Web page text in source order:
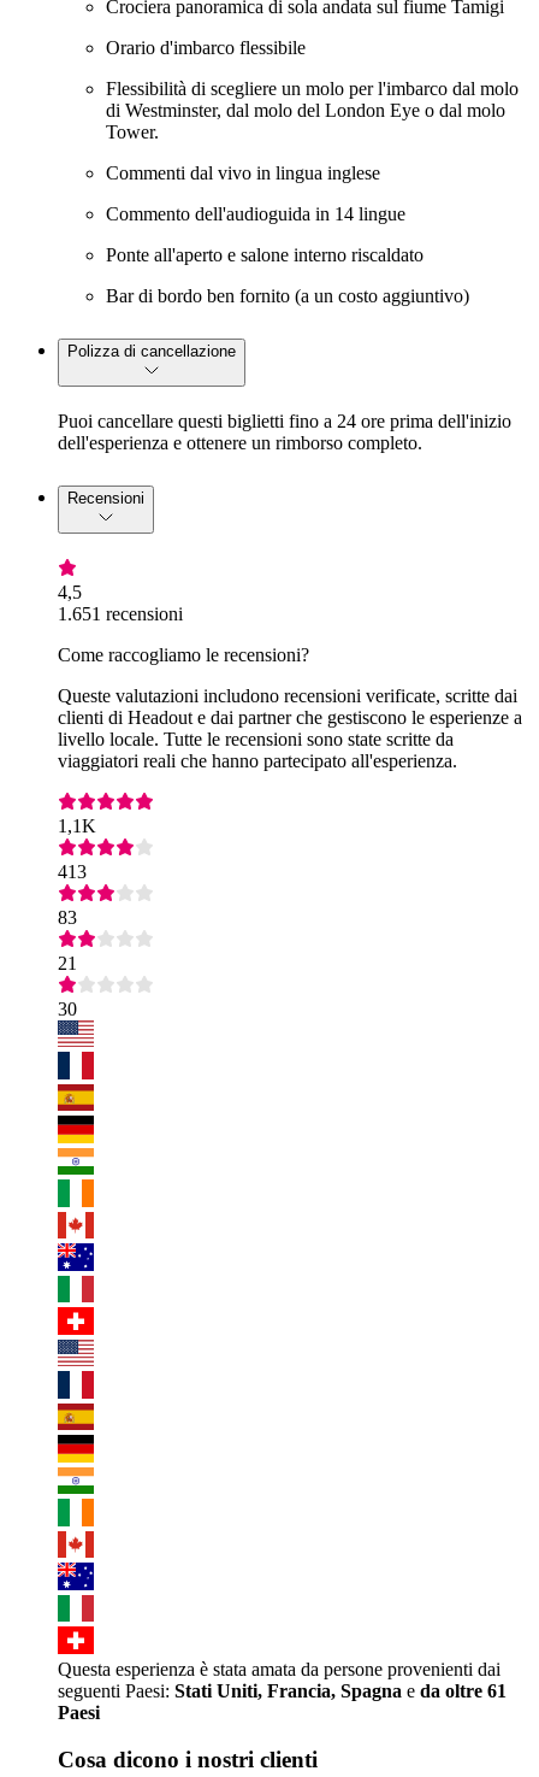
Crociera panoramica di sola andata sul fiume Tamigi
Orario d'imbarco flessibile
Flessibilità di scegliere un molo per l'imbarco dal molo
di Westminster, dal molo del London Eye o dal molo
Tower.
Commenti dal vivo in lingua inglese
Commento dell'audioguida in 14 lingue
Ponte all'aperto e salone interno riscaldato
Bar di bordo ben fornito (a un costo aggiuntivo)
Polizza di cancellazione
Puoi cancellare questi biglietti fino a 24 ore prima dell'inizio
dell'esperienza e ottenere un rimborso completo.
Recensioni
4,5
1.651 recensioni
Come raccogliamo le recensioni?
Queste valutazioni includono recensioni verificate, scritte dai
clienti di Headout e dai partner che gestiscono le esperienze a
livello locale. Tutte le recensioni sono state scritte da
viaggiatori reali che hanno partecipato all'esperienza.
1,1K
413
83
21
30
Questa esperienza è stata amata da persone provenienti dai
seguenti Paesi: Stati Uniti, Francia, Spagna e da oltre 61
Paesi
Cosa dicono i nostri clienti